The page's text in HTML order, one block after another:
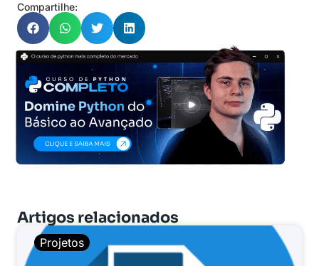
Compartilhe:
Artigos relacionados
Projetos